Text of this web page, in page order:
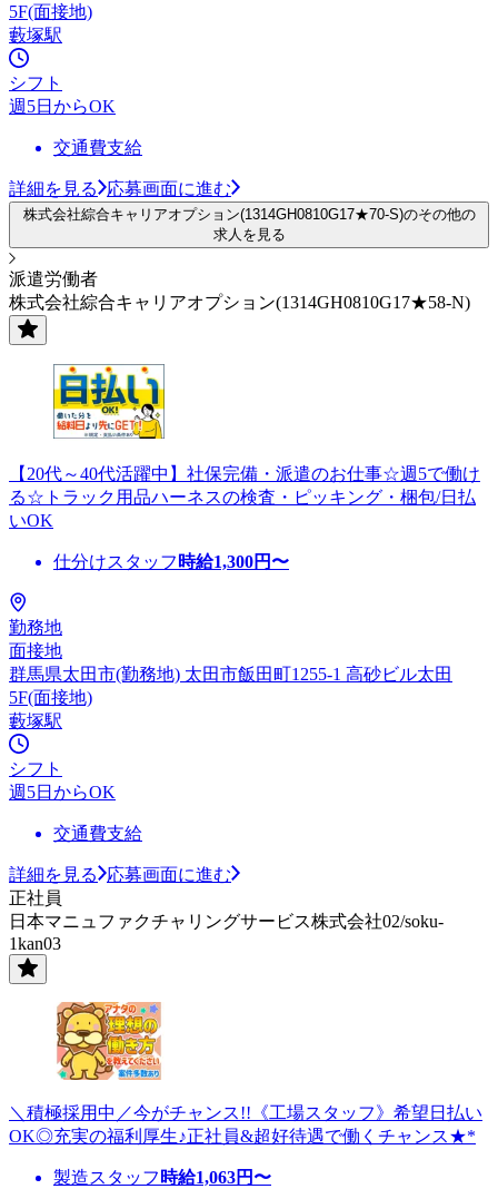
5F(面接地)
藪塚駅
シフト
週5日からOK
交通費支給
詳細を見る 応募画面に進む
株式会社綜合キャリアオプション(1314GH0810G17★70-S)のその他の
求人を見る
派遣労働者
株式会社綜合キャリアオプション(1314GH0810G17★58-N)
【20代～40代活躍中】社保完備・派遣のお仕事☆週5で働け
る☆トラック用品ハーネスの検査・ピッキング・梱包/日払
いOK
仕分けスタッフ 時給1,300円〜
勤務地
面接地
群馬県太田市(勤務地) 太田市飯田町1255-1 高砂ビル太田
5F(面接地)
藪塚駅
シフト
週5日からOK
交通費支給
詳細を見る
応募画面に進む
正社員
日本マニュファクチャリングサービス株式会社02/soku-
1kan03
＼積極採用中／今がチャンス!!《工場スタッフ》希望日払い
OK◎充実の福利厚生♪正社員&超好待遇で働くチャンス★*
製造スタッフ 時給1,063円〜